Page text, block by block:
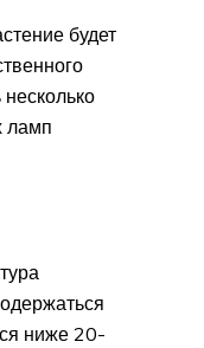
будет
ламп
ниже 20-